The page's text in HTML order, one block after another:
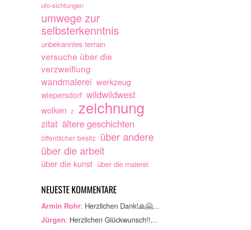
ufo-sichtungen
umwege zur
selbsterkenntnis
unbekanntes terrain
versuche über die
verzweiflung
wandmalerei werkzeug
wiepersdorf wildwildwest
wolken z zeichnung
zitat ältere geschichten
öffentlicher besitz über andere
über die arbeit
über die kunst über die malerei
NEUESTE KOMMENTARE
Armin Rohr: Herzlichen Dank!🙏🤗…
Jürgen: Herzlichen Glückwunsch!!…